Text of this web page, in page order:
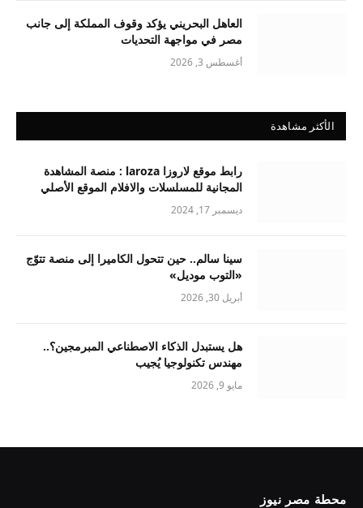
العاهل البحريني يؤكد وقوف المملكة إلى جانب
مصر في مواجهة التحديات
أغسطس 3, 2026
الأكثر مشاهدة
رابط موقع لاروزا laroza : منصة المشاهدة
المجانية للمسلسلات والافلام الموقع الأصلي
ديسمبر 17, 2024
سينا سالم.. حين تتحول الكاميرا إلى منصة تتوّج
«التوب موديل»
أبريل 30, 2026
هل يستبدل الذكاء الاصطناعي المبرمجين؟..
مهندس تكنولوجيا يُجيب
مايو 9, 2026
محطة مصر نيوز